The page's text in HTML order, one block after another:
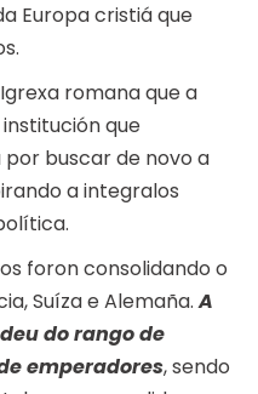
Europa cristiá que
romana que a
que
buscar de novo a
a integralos
foron consolidando o
Suíza e Alemaña.A
do rango de
emperadores, sendo